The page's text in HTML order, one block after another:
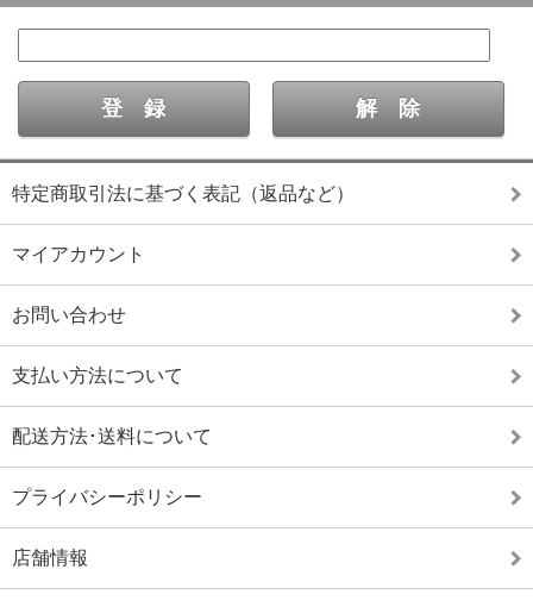
特定商取引法に基づく表記（返品など）
マイアカウント
お問い合わせ
支払い方法について
配送方法･送料について
プライバシーポリシー
店舗情報